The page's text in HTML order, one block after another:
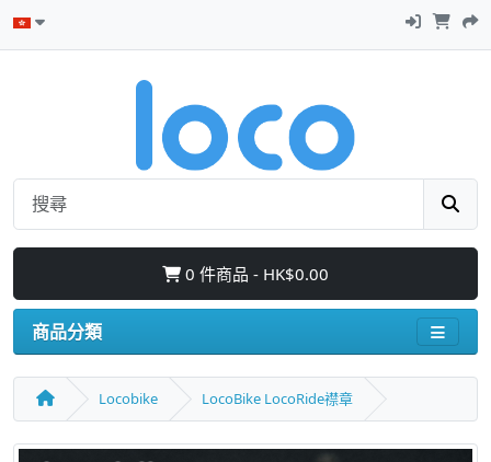
0 件商品 - HK$0.00
商品分類
Locobike LocoBike LocoRide襟章